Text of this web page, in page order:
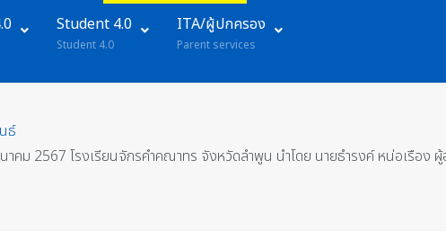
Student 4.0
Student 4.0
ITA/ผู้ปกครอง
Parent services
ธ์
ม 2567 โรงเรียนจักรคำคณาทร จังหวัดลำพูน นำโดย นายธำรงค์ หน่อเรือง